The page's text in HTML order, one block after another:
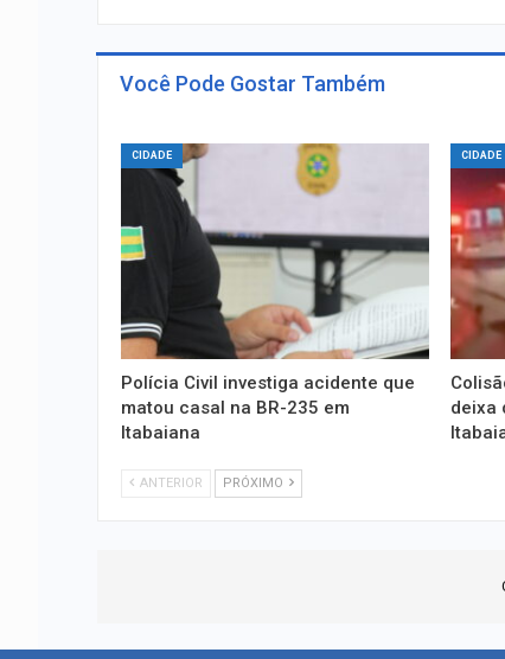
Você Pode Gostar Também
CIDADE
Polícia Civil investiga acidente que
matou casal na BR-235 em
Itabaiana
CIDADE
deixa
ANTERIOR PRÓXIMO